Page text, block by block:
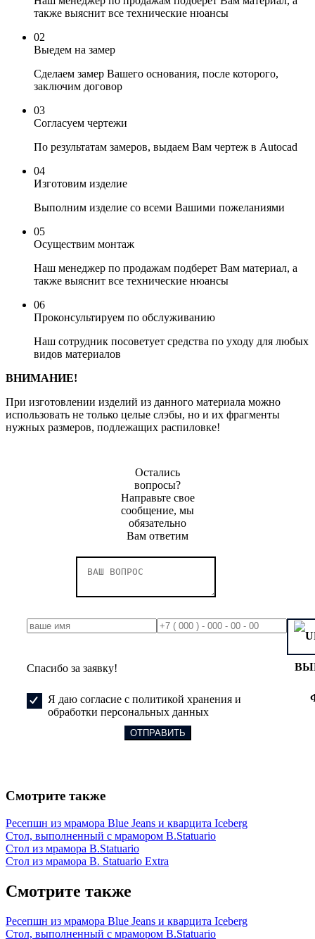
также выяснит все технические нюансы
02
Выедем на замер
Сделаем замер Вашего основания, после которого,
заключим договор
03
Согласуем чертежи
По результатам замеров, выдаем Вам чертеж в Autocad
04
Изготовим изделие
Выполним изделие со всеми Вашими пожеланиями
05
Осуществим монтаж
Наш менеджер по продажам подберет Вам материал, а
также выяснит все технические нюансы
06
Проконсультируем по обслуживанию
Наш сотрудник посоветует средства по уходу для любых
видов материалов
ВНИМАНИЕ!
При изготовлении изделий из данного материала можно
использовать не только целые слэбы, но и их фрагменты
нужных размеров, подлежащих распиловке!
Остались
вопросы?
Направьте свое
сообщение, мы
обязательно
Вам ответим
Спасибо за заявку!
Я даю согласие с политикой хранения и
обработки персональных данных
Смотрите также
Ресепшн из мрамора Blue Jeans и кварцита Iceberg
Cтол, выполненный с мрамором B.Statuario
Стол из мрамора B.Statuario
Стол из мрамора B. Statuario Extra
Смотрите также
Ресепшн из мрамора Blue Jeans и кварцита Iceberg
Cтол, выполненный с мрамором B.Statuario